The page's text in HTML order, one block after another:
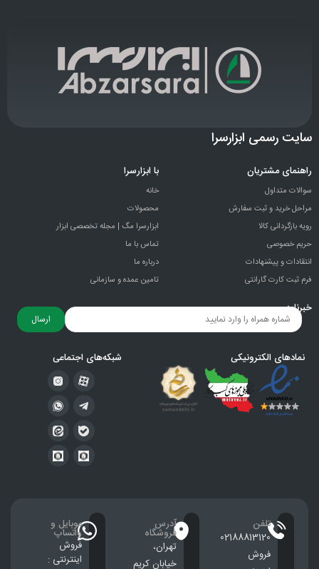
سایت رسمی ابزارسرا
راهنمای مشتریان
سوالات متداول
مراحل خرید و ثبت سفارش
رویه بازگردانی کالا
حریم خصوصی
انتقادات و پيشنهادات
فرم ثبت کارت گارانتی
با ابزارسرا
خانه
محصولات
ابزارسرا مگ | مجله تخصصی ابزار
تماس با ما
درباره ما
تامین عمده و سازمانی
خبرنامه
ارسال
نمادهای الکترونیکی شبکه‌های اجتماعی
تلفن
02188813120
فروش
آدرس
فروشگاه
تهران،
خيابان كريم
موبایل و
واتساپ
فروش
اینترنتی :